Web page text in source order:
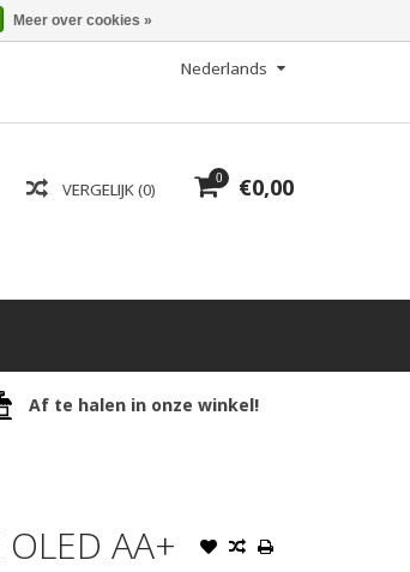
Nederlands
0 €0,00
VERGELIJK (0)
Af te halen in onze winkel!
OLED AA+
Meer over cookies »